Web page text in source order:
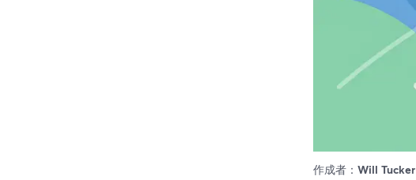
作成者： Will Tucker